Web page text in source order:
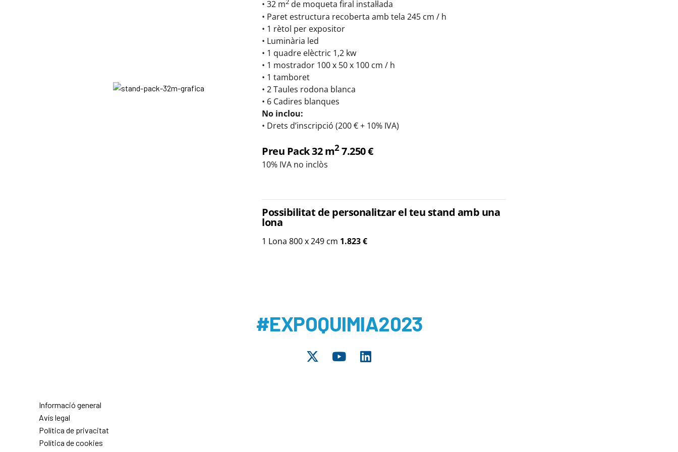
• 32 m de moqueta firal instal·lada
• Paret estructura recoberta amb tela 245 cm / h
• 1 rètol per expositor
• Luminària led
• 1 quadre elèctric 1,2 kw
• 1 mostrador 100 x 50 x 100 cm / h
• 1 tamboret
• 2 Taules rodona blanca
• 6 Cadires blanques
No inclou:
• Drets d’inscripció (200 € + 10% IVA)
Preu Pack 32 m27.250 €
10% IVA no inclòs
Possibilitat de personalitzar el teu stand amb una
lona
1 Lona 800 x 249 cm 1.823€
#EXPOQUIMIA2023
Informació general
Avís legal
Política de privacitat
Política de cookies